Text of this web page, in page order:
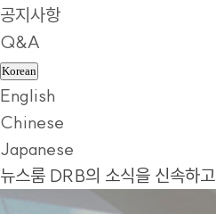
공지사항
Q&A
Korean
English
Chinese
Japanese
뉴스룸 DRB의 소식을 신속하